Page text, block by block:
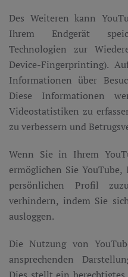
Des Weiteren kann
Ihrem Endgerät
Technologien zur
Device-Fingerprinting).
Informationen über
Diese Informationen
Videostatistiken zu
zu verbessern und
Wenn Sie in Ihrem
ermöglichen Sie
persönlichen Profil
verhindern, indem Sie
ausloggen.
Die Nutzung von
ansprechenden